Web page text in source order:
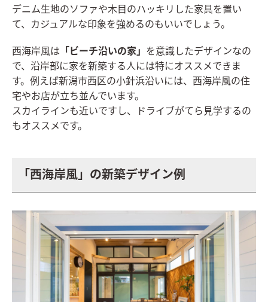
デニム生地のソファや木目のハッキリした家具を置い
て、カジュアルな印象を強めるのもいいでしょう。
西海岸風は 「ビーチ沿いの家」 を意識したデザインなの
で、沿岸部に家を新築する人には特にオススメできま
す。例えば新潟市西区の小針浜沿いには、西海岸風の住
宅やお店が立ち並んでいます。
スカイラインも近いですし、ドライブがてら見学するの
もオススメです。
「西海岸風」の新築デザイン例